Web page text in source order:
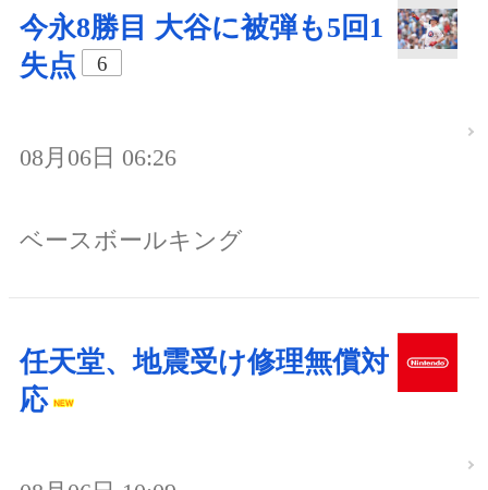
今永8勝目 大谷に被弾も5回1
失点
6
08月06日 06:26
ベースボールキング
任天堂、地震受け修理無償対
応